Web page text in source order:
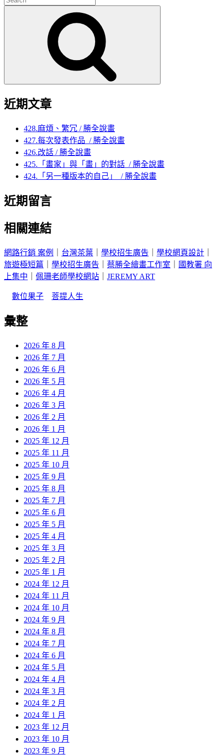
for:
近期文章
428.麻煩、繁冗 / 勝全說畫
427.每次發表作品 / 勝全說畫
426.改話 / 勝全說畫
425.「畫家」與「畫」的對話 / 勝全說畫
424.「另一種版本的自己」 / 勝全說畫
近期留言
相關連結
網路行銷 案例 台灣茶葉 學校招生廣告 學校網頁設計
旅遊極短篇
學校招生廣告 蔡勝全繪畫工作室
國教署 向
上集中
佩珊老師學校網站 JEREMY ART
數位果子 菩提人生
彙整
2026 年 8 月
2026 年 7 月
2026 年 6 月
2026 年 5 月
2026 年 4 月
2026 年 3 月
2026 年 2 月
2026 年 1 月
2025 年 12 月
2025 年 11 月
2025 年 10 月
2025 年 9 月
2025 年 8 月
2025 年 7 月
2025 年 6 月
2025 年 5 月
2025 年 4 月
2025 年 3 月
2025 年 2 月
2025 年 1 月
2024 年 12 月
2024 年 11 月
2024 年 10 月
2024 年 9 月
2024 年 8 月
2024 年 7 月
2024 年 6 月
2024 年 5 月
2024 年 4 月
2024 年 3 月
2024 年 2 月
2024 年 1 月
2023 年 12 月
2023 年 10 月
2023 年 9 月